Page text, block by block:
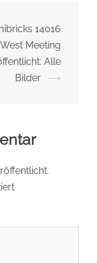
14016
Meeting
Alle
Bilder ⟶